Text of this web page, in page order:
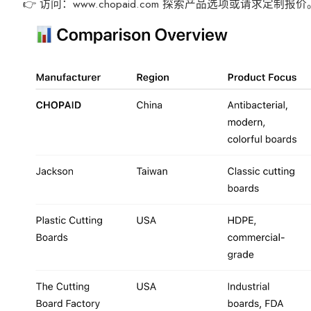
👉 访问：www.chopaid.com 探索产品选项或请求定制报价